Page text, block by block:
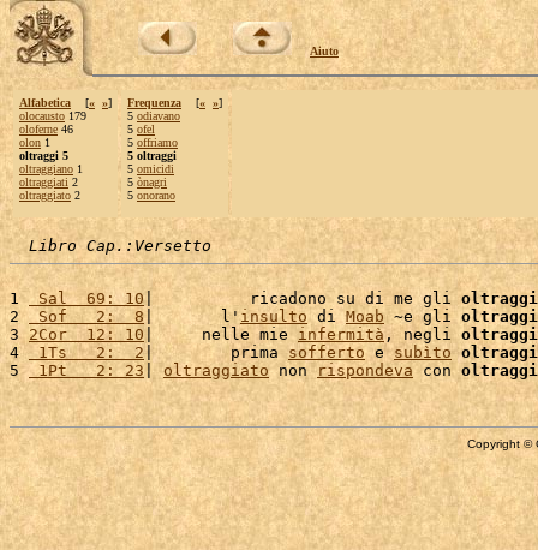
Aiuto
Alfabetica [« »]
olocausto 179
oloferne 46
olon 1
oltraggi 5
oltraggiano 1
oltraggiati 2
oltraggiato 2
Frequenza [« »]
5 odiavano
5 ofel
5 offriamo
5 oltraggi
5 omicidi
5 ònagri
5 onorano
Libro Cap.:Versetto
1 Sal  69: 10|          ricadono su di me gli oltraggi
2
Sof   2:  8 |       l' insulto di Moab ~e gli oltraggi
3 2Cor  12: 10 |     nelle mie infermità , negli oltraggi
4
1Ts   2:  2|        prima sofferto e subìto oltraggi
5 1Pt   2: 23 | oltraggiato non rispondeva con oltraggi
Copyright ©